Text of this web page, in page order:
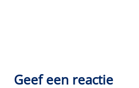
Geef een reactie